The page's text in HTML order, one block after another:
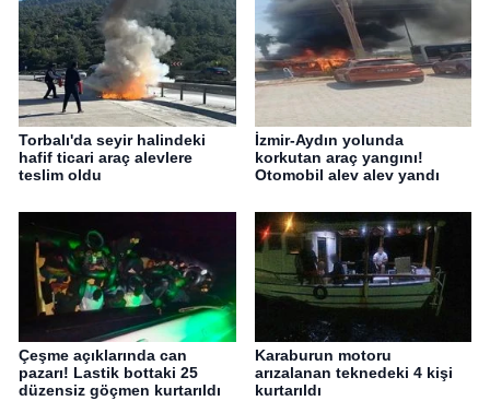
Torbalı'da seyir halindeki
hafif ticari araç alevlere
teslim oldu
İzmir-Aydın yolunda
korkutan araç yangını!
Otomobil alev alev yandı
Çeşme açıklarında can
pazarı! Lastik bottaki 25
düzensiz göçmen kurtarıldı
Karaburun motoru
arızalanan teknedeki 4 kişi
kurtarıldı